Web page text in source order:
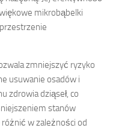
mikrobąbelki
zmniejszyć ryzyko
usuwanie osadów i
zdrowia dziąseł, co
stanów
w zależności od